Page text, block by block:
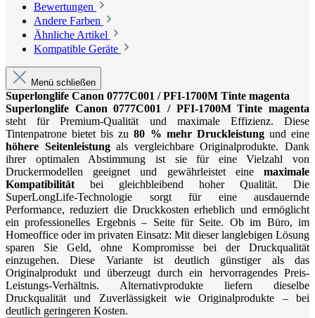
Bewertungen
Andere Farben
Ähnliche Artikel
Kompatible Geräte
Menü schließen
Superlonglife Canon 0777C001 / PFI-1700M Tinte magenta
Superlonglife Canon 0777C001 / PFI-1700M Tinte magenta
steht für Premium-Qualität und maximale Effizienz. Diese
Tintenpatrone bietet bis zu80 % mehr Druckleistungund eine
höhere Seitenleistungals vergleichbare Originalprodukte. Dank
ihrer optimalen Abstimmung ist sie für eine Vielzahl von
Druckermodellen geeignet und gewährleistet eine maximale
Kompatibilitätbei gleichbleibend hoher Qualität. Die
SuperLongLife-Technologie sorgt für eine ausdauernde
Performance, reduziert die Druckkosten erheblich und ermöglicht
ein professionelles Ergebnis – Seite für Seite. Ob im Büro, im
Homeoffice oder im privaten Einsatz: Mit dieser langlebigen Lösung
sparen Sie Geld, ohne Kompromisse bei der Druckqualität
einzugehen. Diese Variante ist deutlich günstiger als das
Originalprodukt und überzeugt durch ein hervorragendes Preis-
Leistungs-Verhältnis. Alternativprodukte liefern dieselbe
Druckqualität und Zuverlässigkeit wie Originalprodukte – bei
deutlich geringeren Kosten.